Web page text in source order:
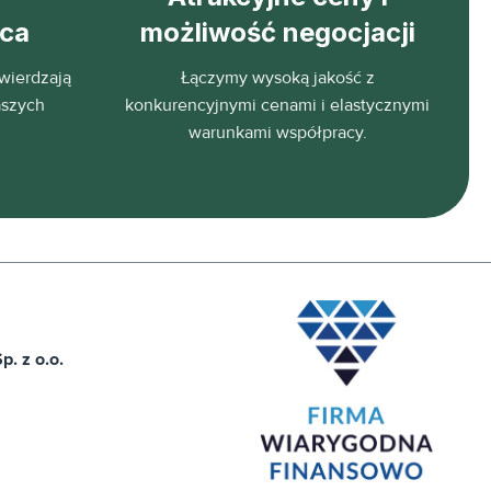
możliwość negocjacji
Łączymy wysoką jakość z
konkurencyjnymi cenami i elastycznymi
warunkami współpracy.
z o.o.